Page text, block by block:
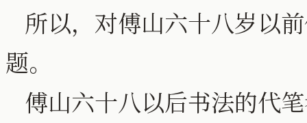
所以，对傅山六十八岁以
题。
傅山六十八以后书法的代